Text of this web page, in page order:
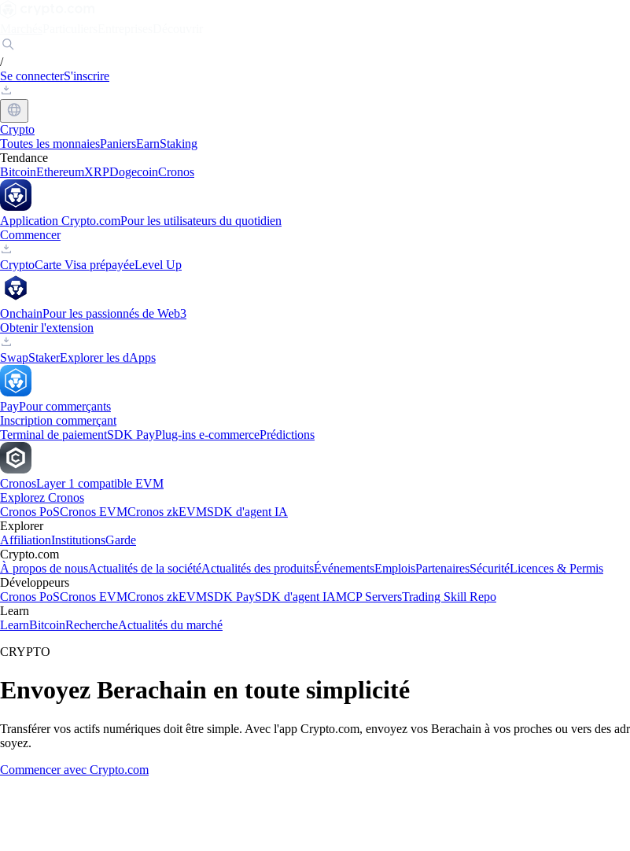
/
Se connecterS'inscrire
Crypto
Toutes les monnaiesPaniersEarnStaking
Tendance
BitcoinEthereumXRPDogecoinCronos
Application Crypto.comPour les utilisateurs du quotidien
Commencer
CryptoCarte Visa prépayéeLevel Up
OnchainPour les passionnés de Web3
Obtenir l'extension
SwapStakerExplorer les dApps
PayPour commerçants
Inscription commerçant
Terminal de paiementSDK PayPlug-ins e-commercePrédictions
CronosLayer 1 compatible EVM
Explorez Cronos
Cronos PoSCronos EVMCronos zkEVMSDK d'agent IA
Explorer
AffiliationInstitutionsGarde
Crypto.com
À propos de nousActualités de la sociétéActualités des produitsÉvénementsEmploisPartenairesSécuritéLicences & Permis
Développeurs
Cronos PoSCronos EVMCronos zkEVMSDK PaySDK d'agent IAMCP ServersTrading Skill Repo
Learn
LearnBitcoinRechercheActualités du marché
CRYPTO
Envoyez Berachain en toute simplicité
Transférer vos actifs numériques doit être simple. Avec l'app Crypto.com, envoyez vos Berachain à vos proches ou vers des
soyez.
Commencer avec Crypto.com